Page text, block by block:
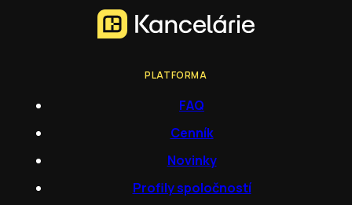
PLATFORMA
FAQ
Cenník
Novinky
Profily spoločností